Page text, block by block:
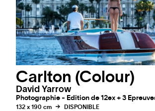
Carlton (Colour)
David Yarrow
Photographie - Edition de 12ex + 3
132 x 190 cm
DISPONIBLE